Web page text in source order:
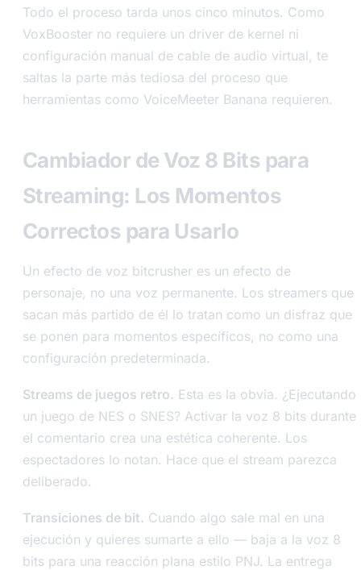
Todo el proceso tarda unos cinco minutos. Como
VoxBooster no requiere un driver de kernel ni
configuración manual de cable de audio virtual, te
saltas la parte más tediosa del proceso que
herramientas como VoiceMeeter Banana requieren.
Cambiador de Voz 8 Bits para
Streaming: Los Momentos
Correctos para Usarlo
Un efecto de voz bitcrusher es un efecto de
personaje, no una voz permanente. Los streamers que
sacan más partido de él lo tratan como un disfraz que
se ponen para momentos específicos, no como una
configuración predeterminada.
Streams de juegos retro. Esta es la obvia. ¿Ejecutando
un juego de NES o SNES? Activar la voz 8 bits durante
el comentario crea una estética coherente. Los
espectadores lo notan. Hace que el stream parezca
deliberado.
Transiciones de bit. Cuando algo sale mal en una
ejecución y quieres sumarte a ello — baja a la voz 8
bits para una reacción plana estilo PNJ. La entrega